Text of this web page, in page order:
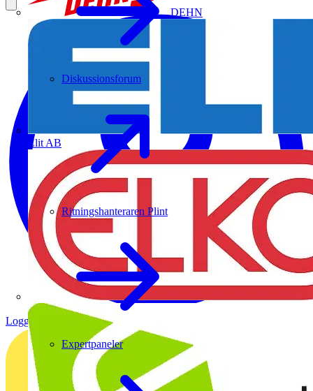
DEHN
Elit AB
Diskussionsforum
Ritningshanteraren Plint
Expertpaneler
Logga in Registrera dig